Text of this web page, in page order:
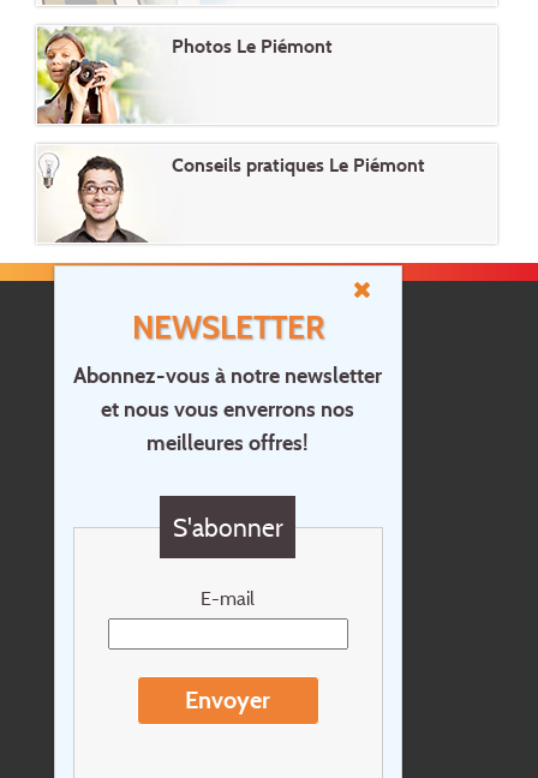
NEWSLETTER
Abonnez-vous à notre newsletter
et nous vous enverrons nos
meilleures offres!
S'abonner
E-mail
Envoyer
Photos Le Piémont
Conseils pratiques Le Piémont
Accueil
Contact
Questions?
Newsletter
Conditions de voyage